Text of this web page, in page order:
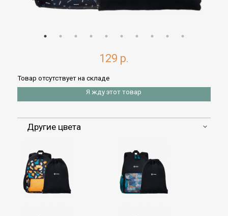
129 р.
Товар отсутствует на складе
Я жду этот товар
Другие цвета